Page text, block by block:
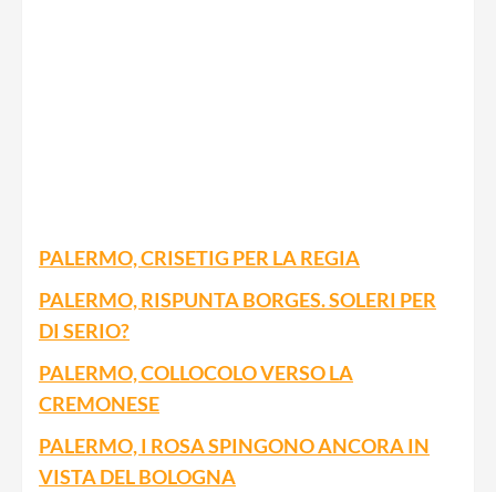
PALERMO, CRISETIG PER LA REGIA
PALERMO, RISPUNTA BORGES. SOLERI PER
DI SERIO?
PALERMO, COLLOCOLO VERSO LA
CREMONESE
PALERMO, I ROSA SPINGONO ANCORA IN
VISTA DEL BOLOGNA